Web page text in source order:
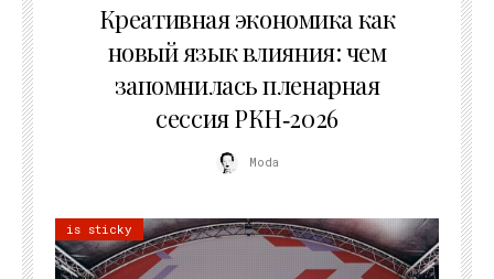
Креативная экономика как
новый язык влияния: чем
запомнилась пленарная
сессия РКН‑2026
Moda
is sticky